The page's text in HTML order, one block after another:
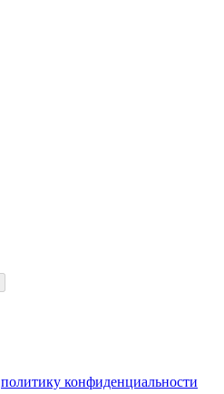
политику конфиденциальности